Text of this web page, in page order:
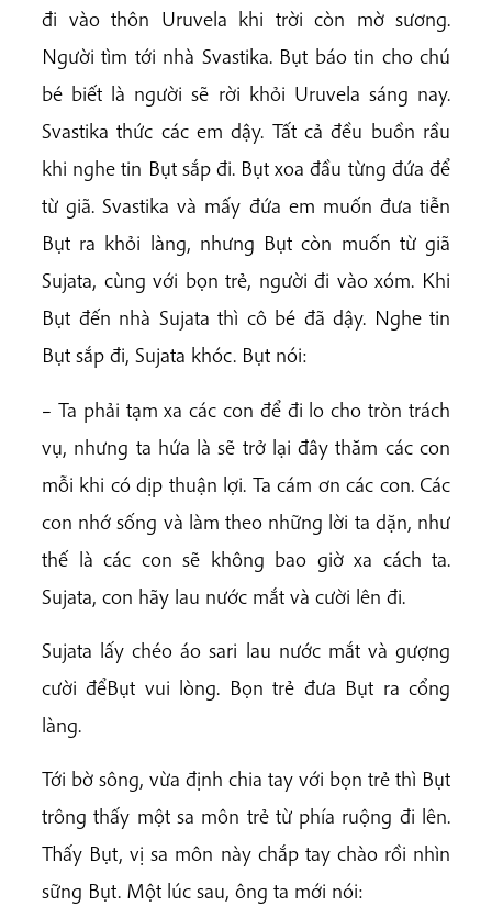
đi vào thôn Uruvela khi trời còn mờ sương.
Người tìm tới nhà Svastika. Bụt báo tin cho chú
bé biết là người sẽ rời khỏi Uruvela sáng nay.
Svastika thức các em dậy. Tất cả đều buồn rầu
khi nghe tin Bụt sắp đi. Bụt xoa đầu từng đứa để
từ giã. Svastika và mấy đứa em muốn đưa tiễn
Bụt ra khỏi làng, nhưng Bụt còn muốn từ giã
Sujata, cùng với bọn trẻ, người đi vào xóm. Khi
Bụt đến nhà Sujata thì cô bé đã dậy. Nghe tin
Bụt sắp đi, Sujata khóc. Bụt nói:
– Ta phải tạm xa các con để đi lo cho tròn trách
vụ, nhưng ta hứa là sẽ trở lại đây thăm các con
mỗi khi có dịp thuận lợi. Ta cám ơn các con. Các
con nhớ sống và làm theo những lời ta dặn, như
thế là các con sẽ không bao giờ xa cách ta.
Sujata, con hãy lau nước mắt và cười lên đi.
Sujata lấy chéo áo sari lau nước mắt và gượng
cười đểBụt vui lòng. Bọn trẻ đưa Bụt ra cổng
làng.
Tới bờ sông, vừa định chia tay với bọn trẻ thì Bụt
trông thấy một sa môn trẻ từ phía ruộng đi lên.
Thấy Bụt, vị sa môn này chắp tay chào rồi nhìn
sững Bụt. Một lúc sau, ông ta mới nói: